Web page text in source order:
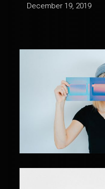
December 19, 2019